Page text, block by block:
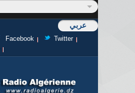
عربي
Facebook
Twitter